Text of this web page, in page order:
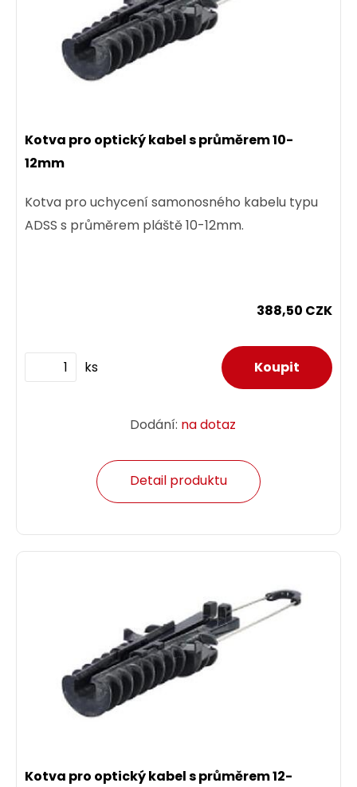
Kotva pro optický kabel s průměrem 10-
12mm
Kotva pro uchycení samonosného kabelu typu
ADSS s průměrem pláště 10-12mm.
388,50 CZK
ks
Dodání: na dotaz
Detail produktu
Kotva pro optický kabel s průměrem 12-